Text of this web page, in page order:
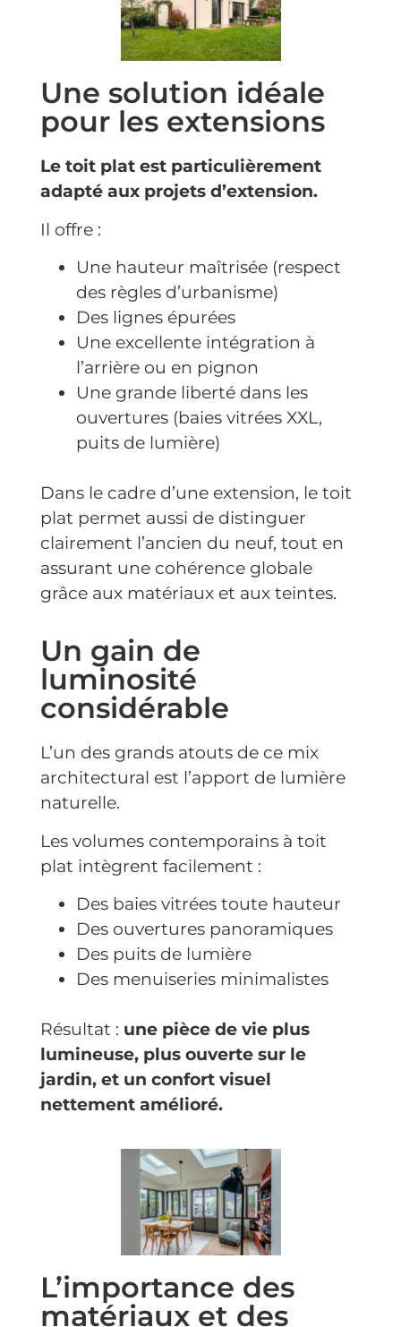
Une solution idéale
pour les extensions
Le toit plat est particulièrement
adapté aux projets d’extension.
Il offre :
Une hauteur maîtrisée (respect
des règles d’urbanisme)
Des lignes épurées
Une excellente intégration à
l’arrière ou en pignon
Une grande liberté dans les
ouvertures (baies vitrées XXL,
puits de lumière)
Dans le cadre d’une extension, le toit
plat permet aussi de distinguer
clairement l’ancien du neuf, tout en
assurant une cohérence globale
grâce aux matériaux et aux teintes.
Un gain de
luminosité
considérable
L’un des grands atouts de ce mix
architectural est l’apport de lumière
naturelle.
Les volumes contemporains à toit
plat intègrent facilement :
Des baies vitrées toute hauteur
Des ouvertures panoramiques
Des puits de lumière
Des menuiseries minimalistes
Résultat : une pièce de vie plus
lumineuse, plus ouverte sur le
jardin, et un confort visuel
nettement amélioré.
L’importance des
matériaux et des